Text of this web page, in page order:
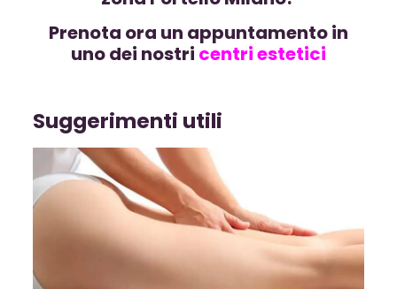
Prenota ora un appuntamento in
uno dei nostri centri estetici
Suggerimenti utili